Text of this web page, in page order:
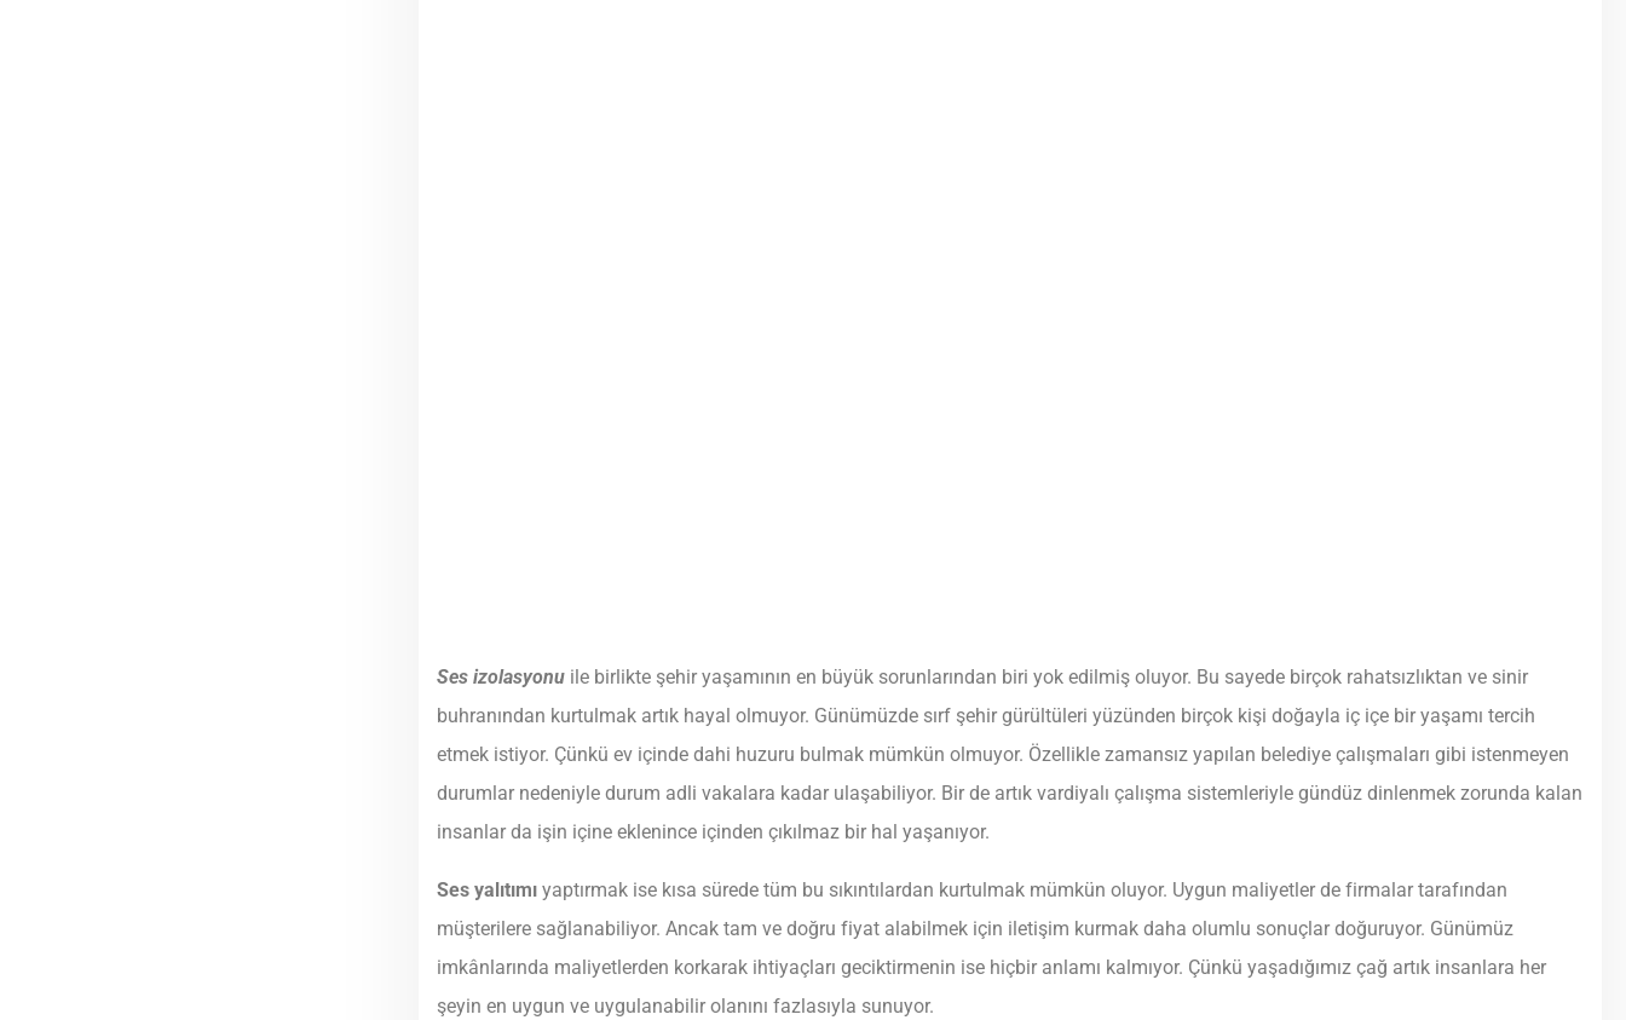
Ses izolasyonu ile birlikte şehir yaşamının en büyük sorunlarından biri yok edilmiş oluyor. Bu sayede birçok rahatsızlıktan ve sinir
buhranından kurtulmak artık hayal olmuyor. Günümüzde sırf şehir gürültüleri yüzünden birçok kişi doğayla iç içe bir yaşamı tercih
etmek istiyor. Çünkü ev içinde dahi huzuru bulmak mümkün olmuyor. Özellikle zamansız yapılan belediye çalışmaları gibi istenmeyen
durumlar nedeniyle durum adli vakalara kadar ulaşabiliyor. Bir de artık vardiyalı çalışma sistemleriyle gündüz dinlenmek zorunda kalan
insanlar da işin içine eklenince içinden çıkılmaz bir hal yaşanıyor.
Ses yalıtımı yaptırmak ise kısa sürede tüm bu sıkıntılardan kurtulmak mümkün oluyor. Uygun maliyetler de firmalar tarafından
müşterilere sağlanabiliyor. Ancak tam ve doğru fiyat alabilmek için iletişim kurmak daha olumlu sonuçlar doğuruyor. Günümüz
imkânlarında maliyetlerden korkarak ihtiyaçları geciktirmenin ise hiçbir anlamı kalmıyor. Çünkü yaşadığımız çağ artık insanlara her
şeyin en uygun ve uygulanabilir olanını fazlasıyla sunuyor.